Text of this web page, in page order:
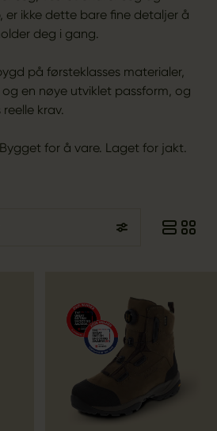
er ikke dette bare fine detaljer å
deg i gang.
på førsteklasses materialer,
en nøye utviklet passform, og
krav.
for å vare. Laget for jakt.